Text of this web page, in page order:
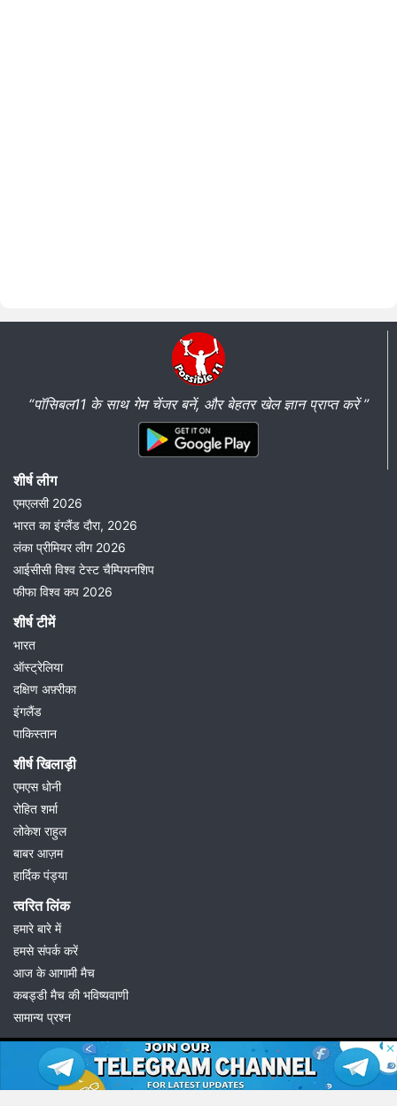
“पॉसिबल11 के साथ गेम चेंजर बनें, और बेहतर खेल ज्ञान प्राप्त करें ”
शीर्ष लीग
एमएलसी 2026
भारत का इंग्लैंड दौरा, 2026
लंका प्रीमियर लीग 2026
आईसीसी विश्व टेस्ट चैम्पियनशिप
फीफा विश्व कप 2026
शीर्ष टीमें
भारत
ऑस्ट्रेलिया
दक्षिण अफ़्रीका
इंगलैंड
पाकिस्तान
शीर्ष खिलाड़ी
एमएस धोनी
रोहित शर्मा
लोकेश राहुल
बाबर आज़म
हार्दिक पंड्या
त्वरित लिंक
हमारे बारे में
हमसे संपर्क करें
आज के आगामी मैच
कबड्डी मैच की भविष्यवाणी
सामान्य प्रश्न
© 2026 Possible11
All rights reserved